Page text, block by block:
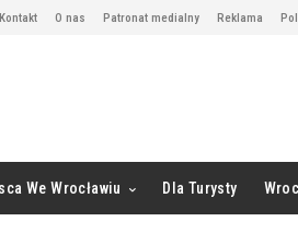
Kontakt O nas Patronat medialny Reklama
We Wrocławiu Dla Turysty